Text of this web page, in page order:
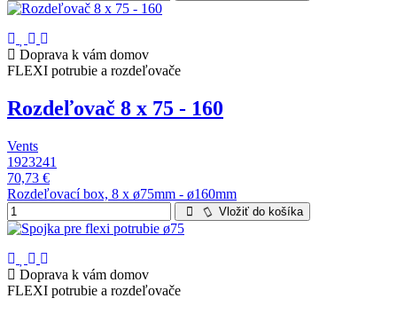
Doprava k vám domov
FLEXI potrubie a rozdeľovače
Rozdeľovač 8 x 75 - 160
Vents
1923241
70,73 €
Rozdeľovací box, 8 x ø75mm - ø160mm
Vložiť do košíka
Doprava k vám domov
FLEXI potrubie a rozdeľovače